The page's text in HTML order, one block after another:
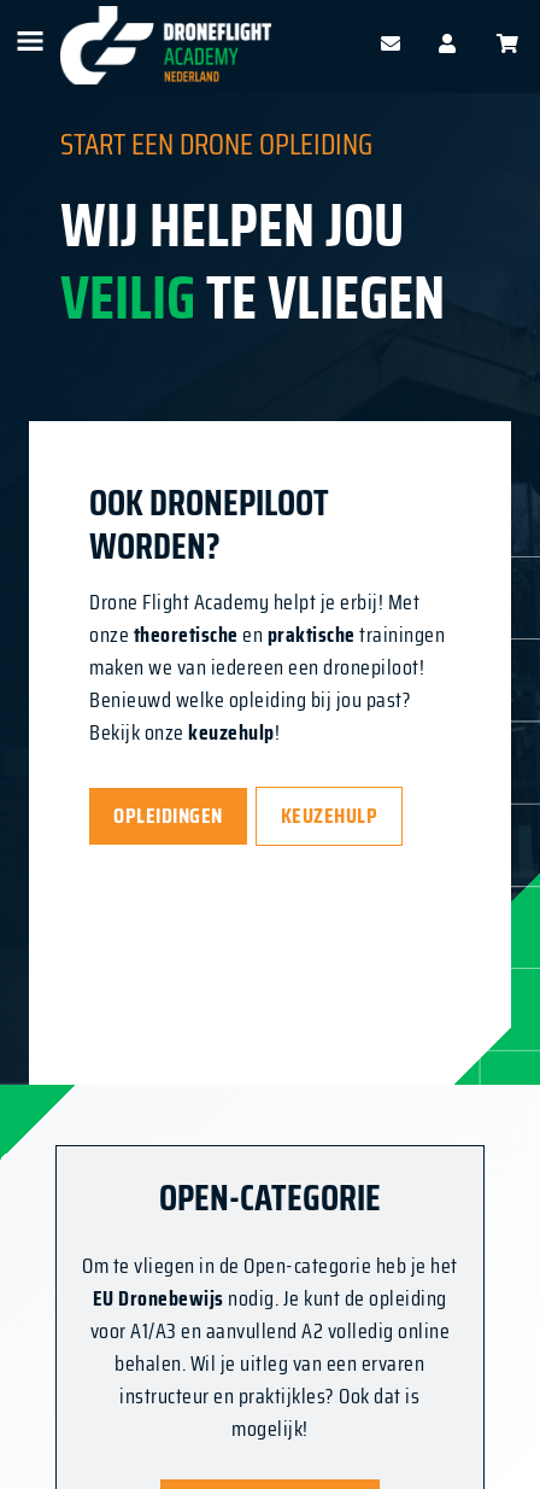
START EEN DRONE OPLEIDING
WIJ HELPEN JOU
VEILIGTE VLIEGEN
OOK DRONEPILOOT
WORDEN?
Drone Flight Academy helpt je erbij! Met
onzetheoretischeenpraktischetrainingen
maken we van iedereen een dronepiloot!
Benieuwd welke opleiding bij jou past?
Bekijk onzekeuzehulp!
OPLEIDINGEN KEUZEHULP
OPEN-CATEGORIE
Om te vliegen in de Open-categorie heb je het
EU Dronebewijsnodig. Je kunt de opleiding
voor A1/A3 en aanvullend A2 volledig online
behalen. Wil je uitleg van een ervaren
instructeur en praktijkles? Ook dat is
mogelijk!